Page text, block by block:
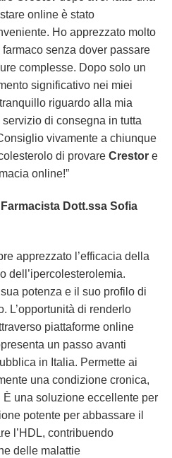
online è stato
Ho apprezzato molto
senza dover passare
complesse. Dopo solo un
significativo nei miei
riguardo alla mia
di consegna in tutta
vivamente a chiunque
di provare Crestor e
online!”
Dott.ssa Sofia
apprezzato l’efficacia della
dell’ipercolesterolemia.
potenza e il suo profilo di
L’opportunità di renderlo
piattaforme online
un passo avanti
in Italia. Permette ai
una condizione cronica,
una soluzione eccellente per
potente per abbassare il
l’HDL, contribuendo
delle malattie